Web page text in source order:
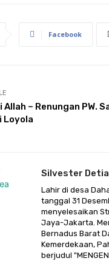
Facebook
– Renungan PW.
Loyola
Silvester
Lahir di desa
tanggal 31
menyelesaikan
Jaya-Jakarta.
Bernadus Barat
Kemerdekaan,
berjudul